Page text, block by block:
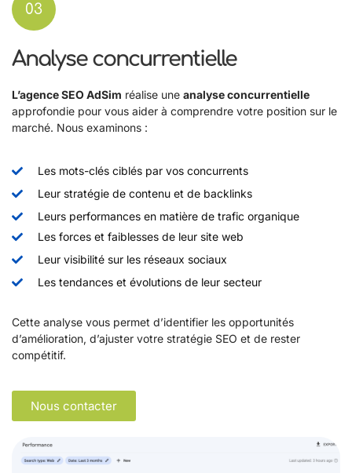
03
Analyse concurrentielle
L’agence SEO AdSim réalise une analyse concurrentielle
approfondie pour vous aider à comprendre votre position sur le
marché. Nous examinons :
Les mots-clés ciblés par vos concurrents
Leur stratégie de contenu et de backlinks
Leurs performances en matière de trafic organique
Les forces et faiblesses de leur site web
Leur visibilité sur les réseaux sociaux
Les tendances et évolutions de leur secteur
Cette analyse vous permet d’identifier les opportunités
d’amélioration, d’ajuster votre stratégie SEO et de rester
compétitif.
Nous contacter